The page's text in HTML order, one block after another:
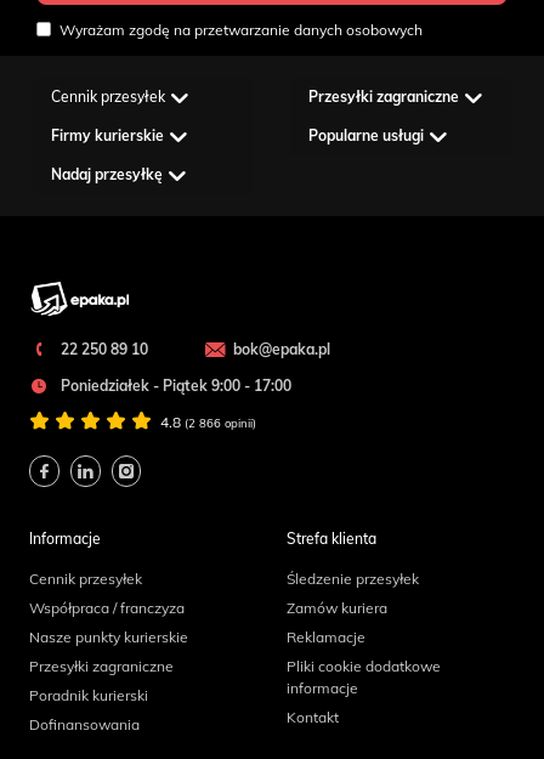
Wyrażam zgodę na przetwarzanie danych osobowych
Cennik przesyłek Przesyłki zagraniczne
Firmy kurierskie Popularne usługi
Nadaj przesyłkę
22 250 89 10
bok@epaka.pl
Poniedziałek - Piątek 9:00 - 17:00
4.8 (2 866 opinii)
Informacje
Cennik przesyłek
Współpraca / franczyza
Nasze punkty kurierskie
Przesyłki zagraniczne
Poradnik kurierski
Dofinansowania
Strefa klienta
Śledzenie przesyłek
Zamów kuriera
Reklamacje
Pliki cookie dodatkowe
informacje
Kontakt